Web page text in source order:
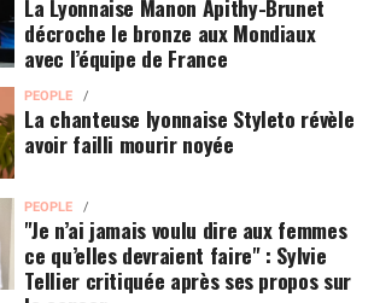
La Lyonnaise Manon Apithy-Brunet
décroche le bronze aux Mondiaux
avec l’équipe de France
PEOPLE
La chanteuse lyonnaise Styleto révèle
avoir failli mourir noyée
PEOPLE
"Je n’ai jamais voulu dire aux femmes
ce qu’elles devraient faire" : Sylvie
Tellier critiquée après ses propos sur